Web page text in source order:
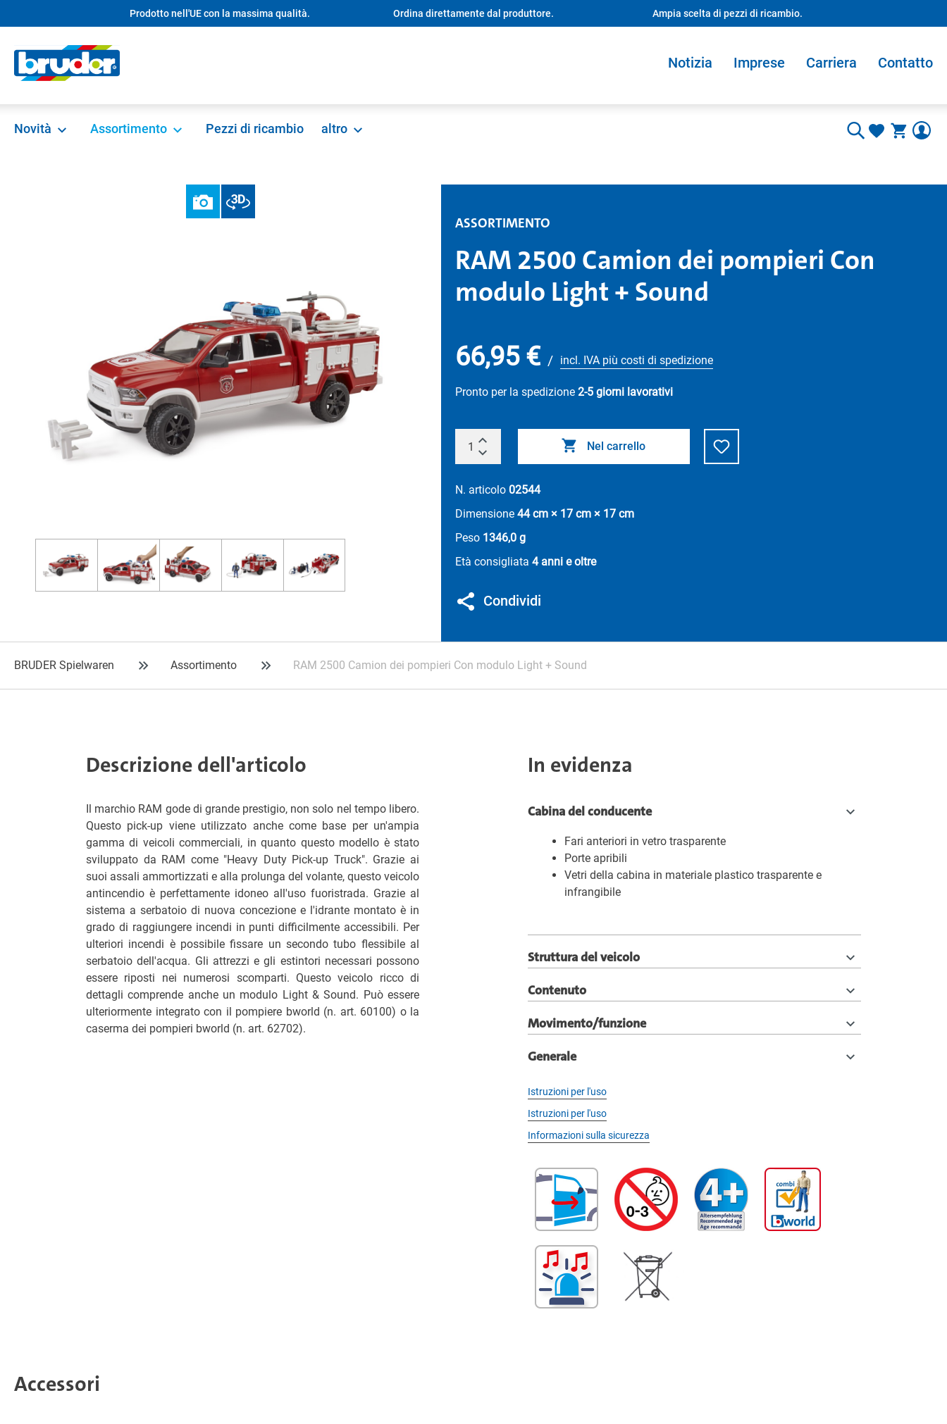
Passa alla navigazione principaleProdotto nell'UE con la massima qualità. Ordina direttamente dal produttore. Ampia scelta di pezzi di ricambio.
Notizia Imprese Carriera Contatto
Novità Assortimento Pezzi di ricambio altro
ASSORTIMENTO
RAM 2500 Camion dei pompieri Con
modulo Light + Sound
66,95 € / incl. IVA più costi di spedizione
Pronto per la spedizione 2-5 giorni lavorativi
Nel carrello
N. articolo 02544
Dimensione 44 cm × 17 cm × 17 cm
Peso 1346,0 g
Età consigliata 4 anni e oltre
Condividi
BRUDER Spielwaren Assortimento RAM 2500 Camion dei pompieri Con modulo Light + Sound
Descrizione dell'articolo
Il marchio RAM gode di grande prestigio, non solo nel tempo libero.
Questo pick-up viene utilizzato anche come base per un'ampia
gamma di veicoli commerciali, in quanto questo modello è stato
sviluppato da RAM come "Heavy Duty Pick-up Truck". Grazie ai
suoi assali ammortizzati e alla prolunga del volante, questo veicolo
antincendio è perfettamente idoneo all'uso fuoristrada. Grazie al
sistema a serbatoio di nuova concezione e l'idrante montato è in
grado di raggiungere incendi in punti difficilmente accessibili. Per
ulteriori incendi è possibile fissare un secondo tubo flessibile al
serbatoio dell'acqua. Gli attrezzi e gli estintori necessari possono
essere riposti nei numerosi scomparti. Questo veicolo ricco di
dettagli comprende anche un modulo Light & Sound. Può essere
ulteriormente integrato con il pompiere bworld (n. art. 60100) o la
caserma dei pompieri bworld (n. art. 62702).
In evidenza
Cabina del conducente
Fari anteriori in vetro trasparente
Porte apribili
Vetri della cabina in materiale plastico trasparente e
infrangibile
Struttura del veicolo
Contenuto
Movimento/funzione
Generale
Istruzioni per l'uso
Istruzioni per l'uso
Informazioni sulla sicurezza
Accessori